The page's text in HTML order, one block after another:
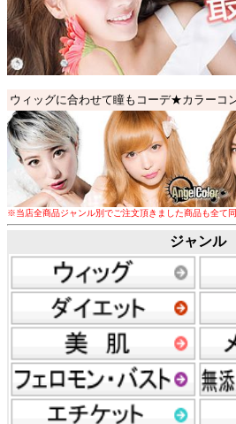
ウィッグに合わせて瞳もコーデ★カラーコ
※当店全商品ジャンル別でご注文頂きました商品も全て
ジャンル